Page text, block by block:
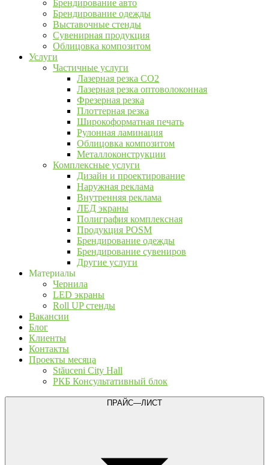
Брендирование авто
Брендирование одежды
Выставочные стенды
Сувенирная продукция
Облицовка композитом
Услуги
Частичные услуги
Лазерная резка CO2
Лазерная резка оптоволоконная
Фрезерная резка
Плоттерная резка
Широкоформатная печать
Рулонная ламинация
Облицовка композитом
Металлоконструкции
Комплексные услуги
Дизайн и проектирование
Наружная реклама
Внутренняя реклама
ЛЕД экраны
Полиграфия комплексная
Продукция POSM
Брендирование одежды
Брендирование сувениров
Другие услуги
Материалы
Чернила
LED экраны
Roll UP стенды
Вакансии
Блог
Клиенты
Контакты
Проекты месяца
Stăuceni City Hall
РКБ Консультативный блок
ПРАЙС—ЛИСТ